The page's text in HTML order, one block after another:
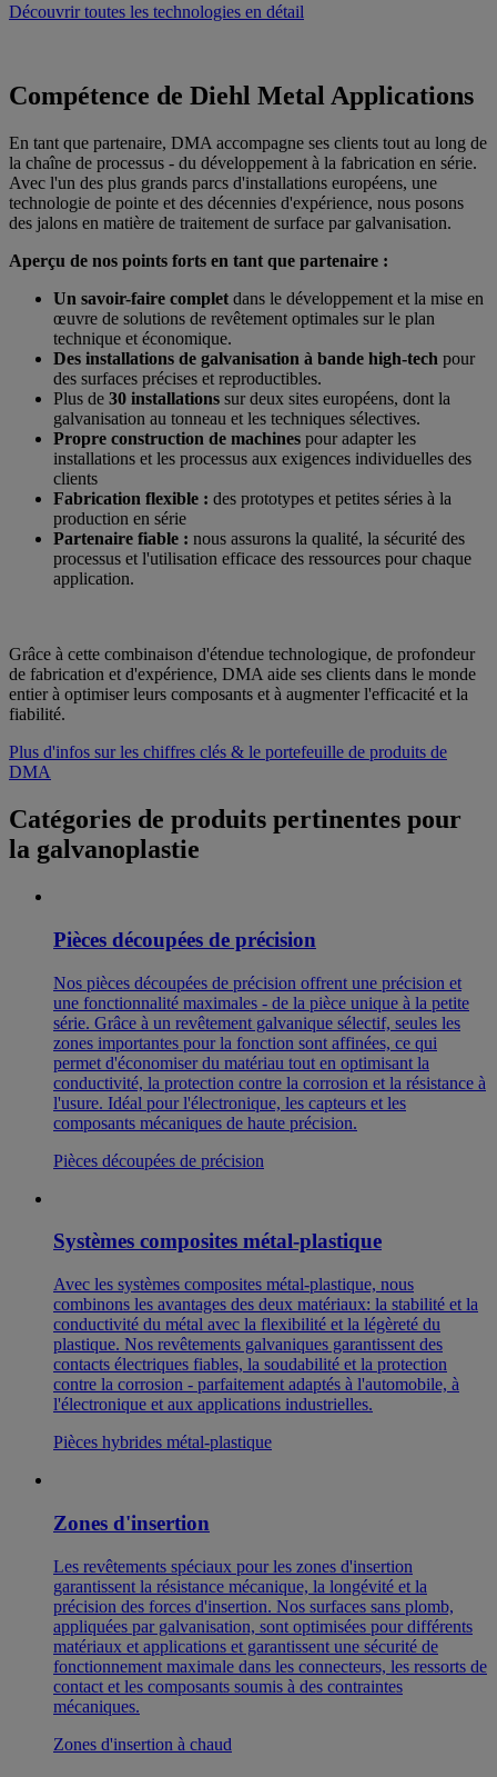
Découvrir toutes les technologies en détail
Compétence de Diehl Metal Applications
En tant que partenaire, DMA accompagne ses clients tout au long de
la chaîne de processus - du développement à la fabrication en série.
Avec l'un des plus grands parcs d'installations européens, une
technologie de pointe et des décennies d'expérience, nous posons
des jalons en matière de traitement de surface par galvanisation.
Aperçu de nos points forts en tant que partenaire :
Un savoir-faire complet dans le développement et la mise en
œuvre de solutions de revêtement optimales sur le plan
technique et économique.
Des installations de galvanisation à bande high-tech pour
des surfaces précises et reproductibles.
Plus de 30 installations sur deux sites européens, dont la
galvanisation au tonneau et les techniques sélectives.
Propre construction de machines pour adapter les
installations et les processus aux exigences individuelles des
clients
Fabrication flexible : des prototypes et petites séries à la
production en série
Partenaire fiable : nous assurons la qualité, la sécurité des
processus et l'utilisation efficace des ressources pour chaque
application.
Grâce à cette combinaison d'étendue technologique, de profondeur
de fabrication et d'expérience, DMA aide ses clients dans le monde
entier à optimiser leurs composants et à augmenter l'efficacité et la
fiabilité.
Plus d'infos sur les chiffres clés & le portefeuille de produits de
DMA
Catégories de produits pertinentes pour
la galvanoplastie
Pièces découpées de précision
Nos pièces découpées de précision offrent une précision et
une fonctionnalité maximales - de la pièce unique à la petite
série. Grâce à un revêtement galvanique sélectif, seules les
zones importantes pour la fonction sont affinées, ce qui
permet d'économiser du matériau tout en optimisant la
conductivité, la protection contre la corrosion et la résistance à
l'usure. Idéal pour l'électronique, les capteurs et les
composants mécaniques de haute précision.
Pièces découpées de précision
Systèmes composites métal-plastique
Avec les systèmes composites métal-plastique, nous
combinons les avantages des deux matériaux: la stabilité et la
conductivité du métal avec la flexibilité et la légèreté du
plastique. Nos revêtements galvaniques garantissent des
contacts électriques fiables, la soudabilité et la protection
contre la corrosion - parfaitement adaptés à l'automobile, à
l'électronique et aux applications industrielles.
Pièces hybrides métal-plastique
Zones d'insertion
Les revêtements spéciaux pour les zones d'insertion
garantissent la résistance mécanique, la longévité et la
précision des forces d'insertion. Nos surfaces sans plomb,
appliquées par galvanisation, sont optimisées pour différents
matériaux et applications et garantissent une sécurité de
fonctionnement maximale dans les connecteurs, les ressorts de
contact et les composants soumis à des contraintes
mécaniques.
Zones d'insertion à chaud